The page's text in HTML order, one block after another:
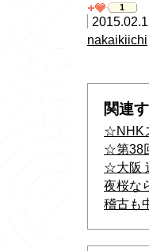
1
nakaikiichi
関連
☆NHK
☆第38
☆大阪
夜桜な
稽古